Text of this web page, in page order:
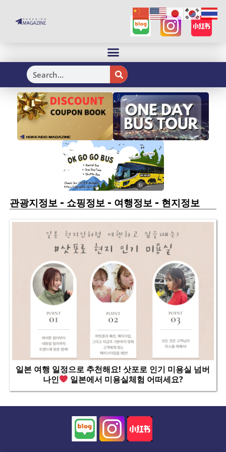
H
관광지정보- 쇼핑정보- 여행정보- 현지정보
일본 여행 일정으로 추천해요! 삿포로 인기 미용실 넘버
나인
일본에서 미용실체험 어떠세요?